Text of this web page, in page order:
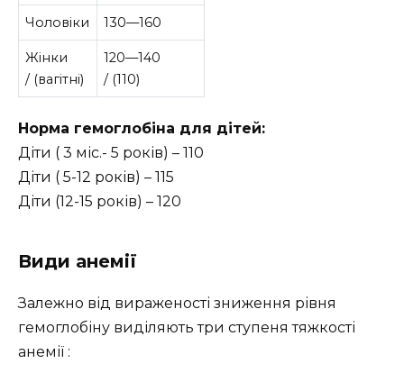
Чоловіки 130—160
Жінки
/ (вагітні)
120—140
/ (110)
Норма гемоглобіна для дітей:
Діти ( 3 міс.- 5 років) – 110
Діти ( 5-12 років) – 115
Діти (12-15 років) – 120
Види анемії
Залежно від вираженості зниження рівня
гемоглобіну виділяють три ступеня тяжкості
анемії :